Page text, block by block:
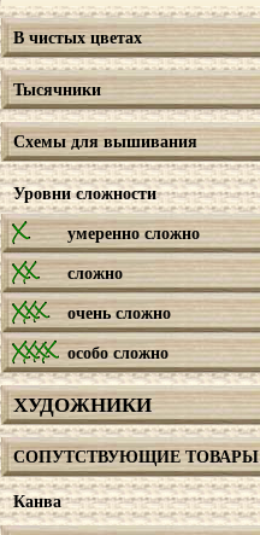
В чистых цветах
Тысячники
Схемы для вышивания
Уровни сложности
умеренно сложно
сложно
очень сложно
особо сложно
ХУДОЖНИКИ
СОПУТСТВУЮЩИЕ ТОВАРЫ
Канва